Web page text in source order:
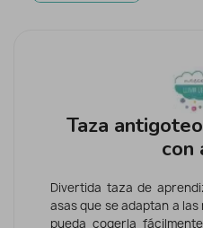
Taza
con
Divertida taza de
asas que se adaptan a
pueda cogerla